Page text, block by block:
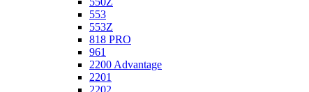
553
553Z
818 PRO
961
2200 Advantage
2201